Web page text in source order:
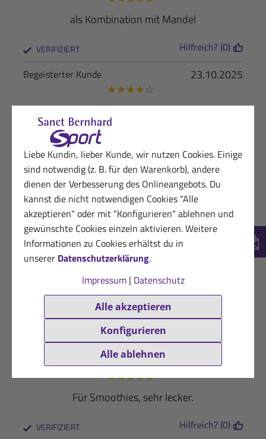
Liebe Kundin, lieber Kunde, wir nutzen Cookies. Einige
sind notwendig (z. B. für den Warenkorb), andere
dienen der Verbesserung des Onlineangebots. Du
kannst die nicht notwendigen Cookies "Alle
akzeptieren" oder mit "Konfigurieren" ablehnen und
gewünschte Cookies einzeln aktivieren. Weitere
Informationen zu Cookies erhältst du in
unserer Datenschutzerklärung.
Impressum| Datenschutz
Alle akzeptieren
Konfigurieren
Alle ablehnen
als Kombination mit Mandel
VERIFIZIERT Hilfreich? (0)
23.10.2025
Begeisterter Kunde
★★★★☆
Okay. Geschmack in Ordnung
VERIFIZIERT
23.05.2025
Glücklicher Sanct Bernhard Sport-Kunde
★★★★★
Top Qualität
VERIFIZIERT Hilfreich? (0)
Glückliche Kundin
Ein gutes Produkt wie immer.
VERIFIZIERT Hilfreich? (0)
07.11.2022
Begeisterter Kunde vom von Sanct
Bernhard Sport
★★★★★
Für Smoothies, sehr lecker.
VERIFIZIERT Hilfreich? (0)